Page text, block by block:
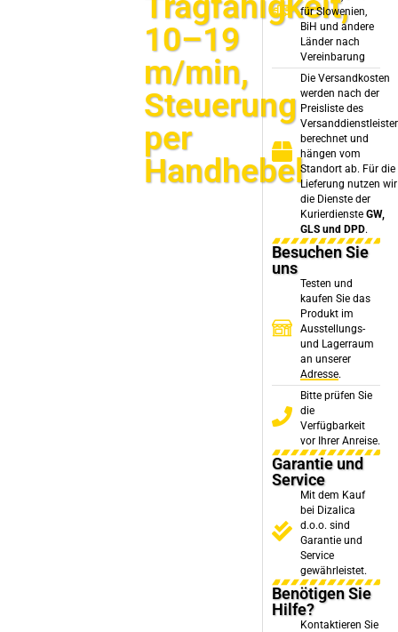
10–19
m/min,
Steuerung
per
Handhebel
für Slowenien,
BiH und andere
Länder nach
Vereinbarung
Die Versandkosten
werden nach der
Preisliste des
berechnet und
hängen vom
Standort ab. Für die
Lieferung nutzen wir
die Dienste der
Kurierdienste GW,
GLS und DPD.
Besuchen Sie
uns
Testen und
kaufen Sie das
Produkt im
Ausstellungs-
und Lagerraum
an unserer
Adresse.
Bitte prüfen Sie
die
Verfügbarkeit
vor Ihrer Anreise.
Garantie und
Service
Mit dem Kauf
bei Dizalica
d.o.o. sind
Garantie und
Service
gewährleistet.
Benötigen Sie
Hilfe?
Kontaktieren Sie